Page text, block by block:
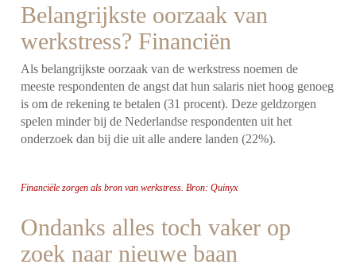
Belangrijkste oorzaak van
werkstress? Financiën
Als belangrijkste oorzaak van de werkstress noemen de
meeste respondenten de angst dat hun salaris niet hoog genoeg
is om de rekening te betalen (31 procent). Deze geldzorgen
spelen minder bij de Nederlandse respondenten uit het
onderzoek dan bij die uit alle andere landen (22%).
Financiële zorgen als bron van werkstress. Bron: Quinyx
Ondanks alles toch vaker op
zoek naar nieuwe baan